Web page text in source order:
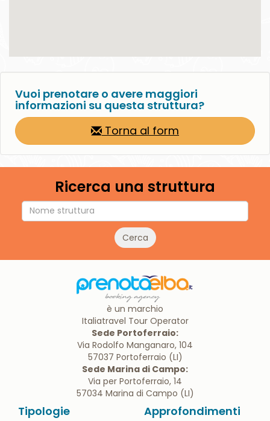
Vuoi prenotare o avere maggiori
informazioni su questa struttura?
Torna al form
Ricerca una struttura
Cerca
è un marchio
Italiatravel Tour Operator
Sede Portoferraio:
Via Rodolfo Manganaro, 104
57037 Portoferraio (LI)
Sede Marina di Campo:
Via per Portoferraio, 14
57034 Marina di Campo (LI)